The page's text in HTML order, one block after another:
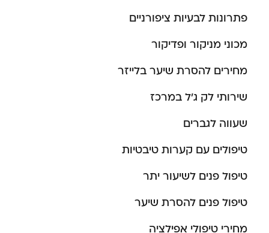
פתרונות לבעיות ציפורניים
מכוני מניקור ופדיקור
מחירים להסרת שיער בלייזר
שירותי לק ג’ל במרכז
שעווה לגברים
טיפולים עם קערות טיבטיות
טיפול פנים לשיעור יתר
טיפול פנים להסרת שיער
מחירי טיפולי אפילציה